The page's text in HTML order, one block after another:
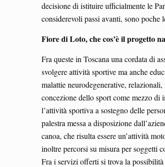
decisione di istituire ufficialmente le
considerevoli passi avanti, sono poche
Fiore di Loto, che cos’è il progetto
Fra queste in Toscana una cordata di
svolgere attività sportive ma anche
malattie neurodegenerative,
concezione dello sport come mezzo di
l’attività sportiva a sostegno delle
palestra messa a disposizione
canoa, che risulta essere un’attività
inoltre percorsi su misura per soggetti
Fra i servizi offerti si trova la